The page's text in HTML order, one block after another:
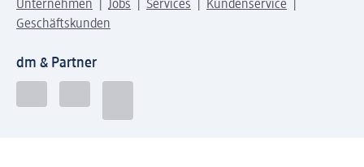
Unternehmen Jobs Services
Kundenservice
Geschäftskunden
dm & Partner